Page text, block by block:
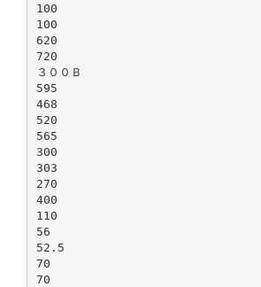
100
100
620
720
３００Ｂ
595
468
520
565
300
303
270
400
110
56
52.5
70
70